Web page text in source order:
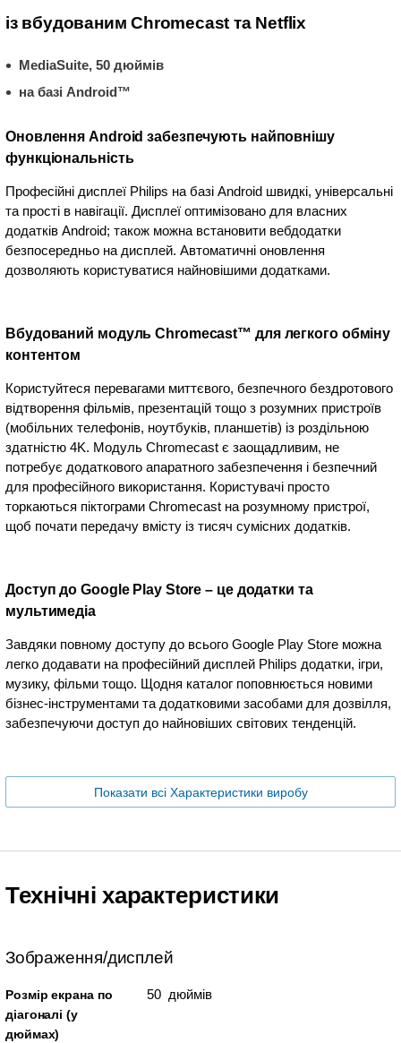
із вбудованим Chromecast та Netflix
MediaSuite, 50 дюймів
на базі Android™
Оновлення Android забезпечують найповнішу
функціональність
Професійні дисплеї Philips на базі Android швидкі, універсальні
та прості в навігації. Дисплеї оптимізовано для власних
додатків Android; також можна встановити вебдодатки
безпосередньо на дисплей. Автоматичні оновлення
дозволяють користуватися найновішими додатками.
Вбудований модуль Chromecast™ для легкого обміну
контентом
Користуйтеся перевагами миттєвого, безпечного бездротового
відтворення фільмів, презентацій тощо з розумних пристроїв
(мобільних телефонів, ноутбуків, планшетів) із роздільною
здатністю 4K. Модуль Chromecast є заощадливим, не
потребує додаткового апаратного забезпечення і безпечний
для професійного використання. Користувачі просто
торкаються піктограми Chromecast на розумному пристрої,
щоб почати передачу вмісту із тисяч сумісних додатків.
Доступ до Google Play Store – це додатки та
мультимедіа
Завдяки повному доступу до всього Google Play Store можна
легко додавати на професійний дисплей Philips додатки, ігри,
музику, фільми тощо. Щодня каталог поповнюється новими
бізнес-інструментами та додатковими засобами для дозвілля,
забезпечуючи доступ до найновіших світових тенденцій.
Показати всі Характеристики виробу
Технічні характеристики
Зображення/дисплей
Розмір екрана по
діагоналі (у
дюймах)
50 дюймів